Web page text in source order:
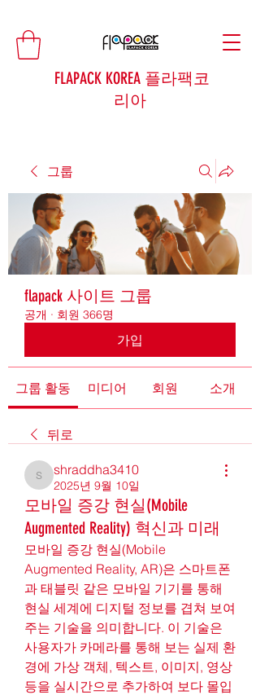
FLAPACK KOREA 플라팩코
리아
그룹
flapack 사이트 그룹
공개 · 회원 366명
가입
그룹 활동 미디어 회원 소개
뒤로
shraddha3410
shraddha3410
2025년 9월 10일
모바일 증강 현실(Mobile
Augmented Reality) 혁신과 미래
모바일 증강 현실(Mobile
Augmented Reality, AR)은 스마트폰
과 태블릿 같은 모바일 기기를 통해
현실 세계에 디지털 정보를 겹쳐 보여
주는 기술을 의미합니다. 이 기술은
사용자가 카메라를 통해 보는 실제 환
경에 가상 객체, 텍스트, 이미지, 영상
등을 실시간으로 추가하여 보다 몰입